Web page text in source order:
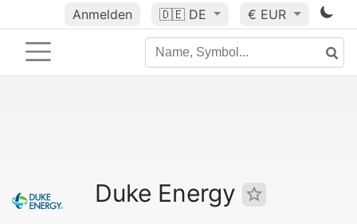
Anmelden 🇩🇪 DE € EUR
Duke Energy